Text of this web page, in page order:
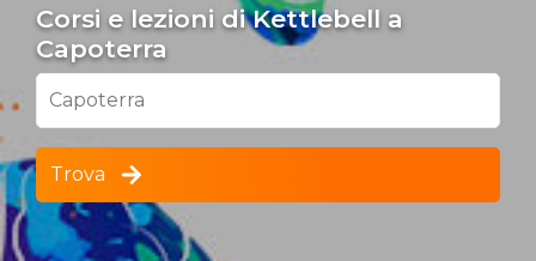
Corsi e lezioni di Kettlebell a
Capoterra
Capoterra
Trova